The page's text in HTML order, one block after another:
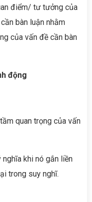
điểm/ tư tưởng của
bàn luận nhằm
của vấn đề cần bàn
động
quan trọng của vấn
khi nó gắn liền
trong suy nghĩ.